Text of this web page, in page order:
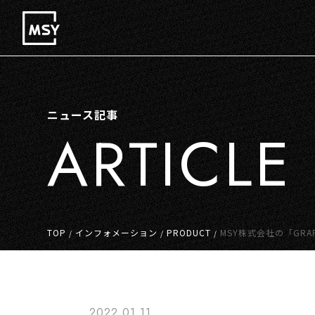
ニュース記事
ARTICLE
TOP / インフォメーション / PRODUCT / MSY株式会社の「GRAPHT」ブランドより 飛騨高山の伝統工芸“一位一刀彫”の技法を施した ハンドメイドの天然木のケース 「Real Wood Case for iPhone 13 / i
Phone 13 Pro」を 1月8日に小学館「大人の逸品」にて受注生